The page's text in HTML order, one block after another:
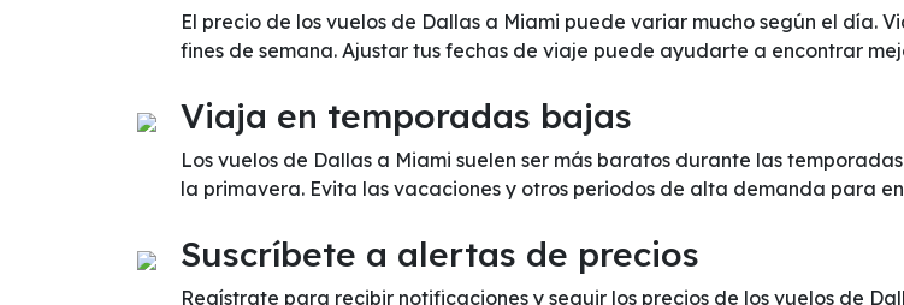
El precio de los vuelos de Dallas a Miami puede variar mucho según el día.
fines de semana. Ajustar tus fechas de viaje puede ayudarte a encontrar
Viaja en temporadas bajas
Los vuelos de Dallas a Miami suelen ser más baratos durante las
la primavera. Evita las vacaciones y otros periodos de alta demanda para
Suscríbete a alertas de precios
Regístrate para recibir notificaciones y seguir los precios de los vuelos de